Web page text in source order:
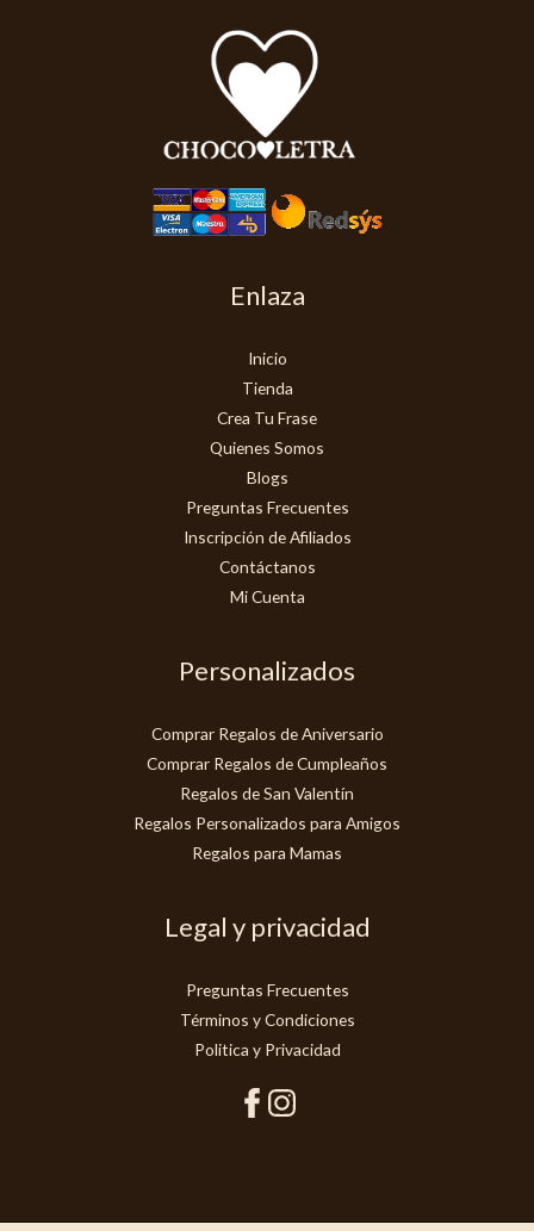
Enlaza
Inicio
Tienda
Crea Tu Frase
Quienes Somos
Blogs
Preguntas Frecuentes
Inscripción de Afiliados
Contáctanos
Mi Cuenta
Personalizados
Comprar Regalos de Aniversario
Comprar Regalos de Cumpleaños
Regalos de San Valentín
Regalos Personalizados para Amigos
Regalos para Mamas
Legal y privacidad
Preguntas Frecuentes
Términos y Condiciones
Politica y Privacidad